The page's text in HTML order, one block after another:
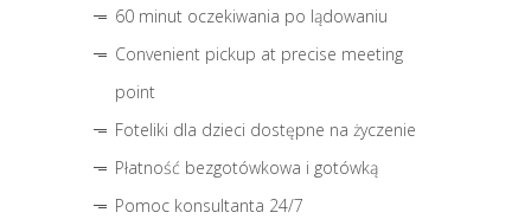
60 minut oczekiwania po lądowaniu
Convenient pickup at precise meeting
point
Foteliki dla dzieci dostępne na życzenie
Płatność bezgotówkowa i gotówką
Pomoc konsultanta 24/7